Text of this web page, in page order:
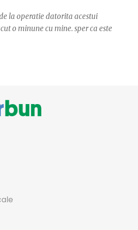
la operatie datorita acestui
o minune cu mine. sper ca este